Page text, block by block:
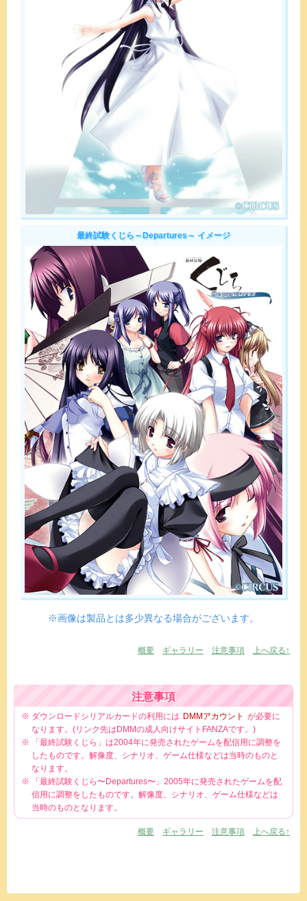
最終試験くじら～Departures～ イメージ
※画像は製品とは多少異なる場合がございます。
概要 ギャラリー 注意事項 上へ戻る↑
注意事項
ダウンロードシリアルカードの利用には DMMアカウント が必要に
なります。(リンク先はDMMの成人向けサイトFANZAです。)
「最終試験くじら」は2004年に発売されたゲームを配信用に調整を
したものです。解像度、シナリオ、ゲーム仕様などは当時のものと
なります。
「最終試験くじら〜Departures〜」2005年に発売されたゲームを配
信用に調整をしたものです。解像度、シナリオ、ゲーム仕様などは
当時のものとなります。
概要 ギャラリー 注意事項 上へ戻る↑